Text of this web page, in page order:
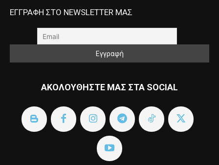
ΕΓΓΡΑΦΗ ΣΤΟ NEWSLETTER ΜΑΣ
ΑΚΟΛΟΥΘΗΣΤΕ ΜΑΣ ΣΤΑ SOCIAL